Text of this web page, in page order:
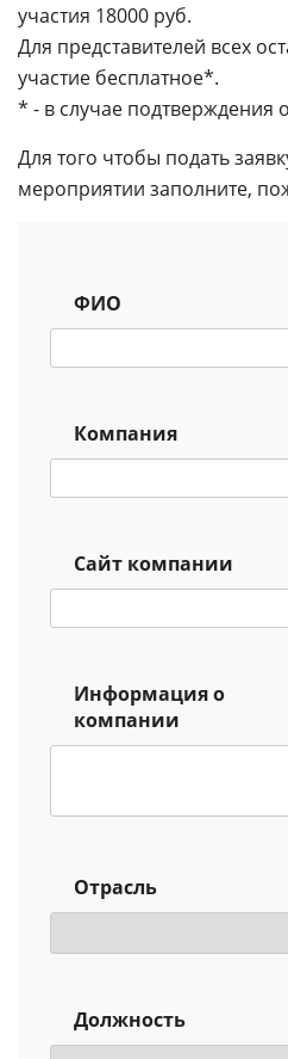
участия 18000 руб.
Для представителей всех
участие бесплатное*.
* - в случае подтверждения
Для того чтобы подать
мероприятии заполните,
ФИО
Компания
Сайт компании
Информация о
компании
Отрасль
Должность